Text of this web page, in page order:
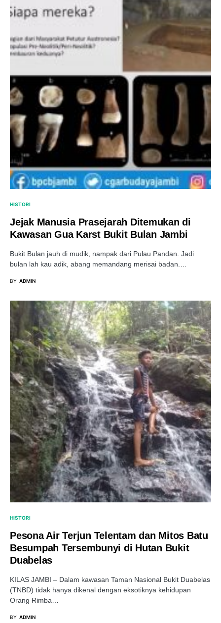
HISTORI
Jejak Manusia Prasejarah Ditemukan di
Kawasan Gua Karst Bukit Bulan Jambi
Bukit Bulan jauh di mudik, nampak dari Pulau Pandan. Jadi
bulan lah kau adik, abang memandang merisai badan.…
BY ADMIN
HISTORI
Pesona Air Terjun Telentam dan Mitos Batu
Besumpah Tersembunyi di Hutan Bukit
Duabelas
KILAS JAMBI – Dalam kawasan Taman Nasional Bukit Duabelas
(TNBD) tidak hanya dikenal dengan eksotiknya kehidupan
Orang Rimba…
BY ADMIN